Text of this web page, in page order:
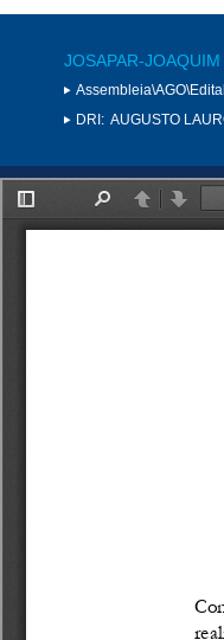
JOSAPAR-
DRI: AUGUSTO